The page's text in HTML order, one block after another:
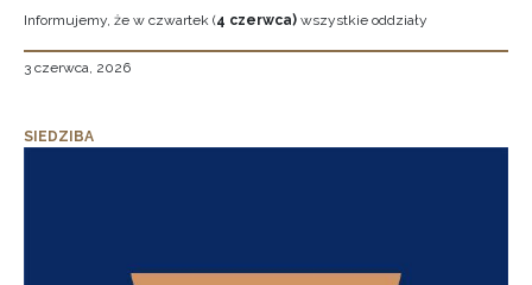
Informujemy, że w czwartek (4 czerwca) wszystkie oddziały
3 czerwca, 2026
SIEDZIBA